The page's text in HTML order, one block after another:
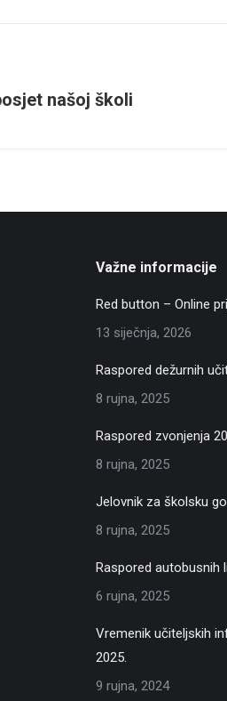
našoj školi
Važne informacije
Red button – Online
13 siječnja, 2026
Raspored dežurnih
8 rujna, 2025
Raspored zvonjenja
8 rujna, 2025
Jelovnik za školsku
8 rujna, 2025
Raspored autobusnih
6 rujna, 2025
Vremenik učiteljskih
2025.
9 rujna, 2024